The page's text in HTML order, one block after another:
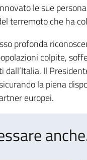
le sue
terremoto che ha
profonda
colpite,
dall’Italia. Il
la piena
europei.